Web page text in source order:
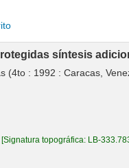
síntesis
(4to : 1992 : Caracas,
Signatura topográfica: LB-